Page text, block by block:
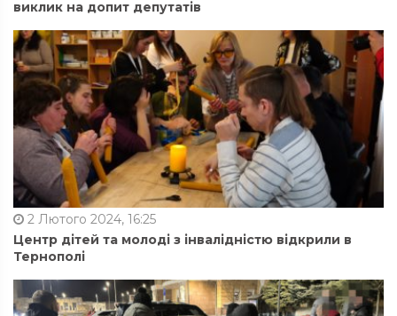
виклик на допит депутатів
2 Лютого 2024, 16:25
Центр дітей та молоді з інвалідністю відкрили в
Тернополі